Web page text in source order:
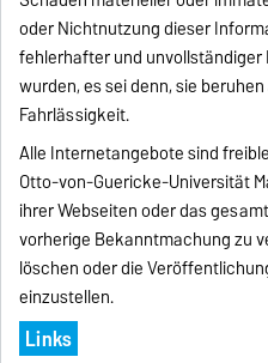
oder Nichtnutzung dieser
fehlerhafter und
wurden, es sei denn, sie
Fahrlässigkeit.
Alle Internetangebote sind
Otto-von-Guericke-Universität
ihrer Webseiten oder das
vorherige Bekanntmachung zu
löschen oder die
einzustellen.
Links